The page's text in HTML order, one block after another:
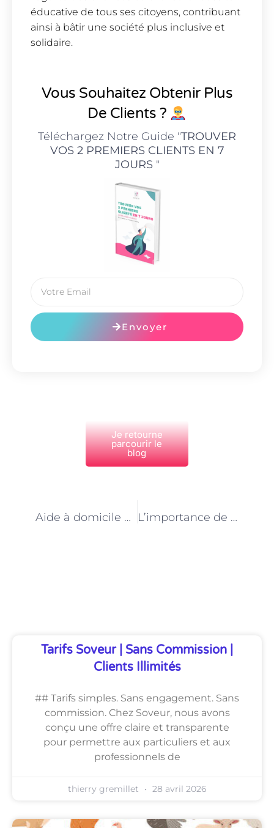
éducative de tous ses citoyens, contribuant
ainsi à bâtir une société plus inclusive et
solidaire.
Vous Souhaitez Obtenir Plus
De Clients ?
Téléchargez Notre Guide "TROUVER
VOS 2 PREMIERS CLIENTS EN 7
JOURS"
Envoyer
Je retourne
parcourir le
blog
Aide à domicile à Paris : un rôle clé dans la prévention des accidents domestiques L’importance de la bienveillance dans le métier d’aide à domicile à Paris
Tarifs Soveur | Sans Commission |
Clients Illimités
## Tarifs simples. Sans engagement. Sans
commission. Chez Soveur, nous avons
conçu une offre claire et transparente
pour permettre aux particuliers et aux
professionnels de
thierry gremillet 28 avril 2026